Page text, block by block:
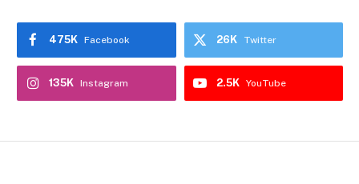
Facebook
475K Twitter
26K
Instagram
135K YouTube
2.5K